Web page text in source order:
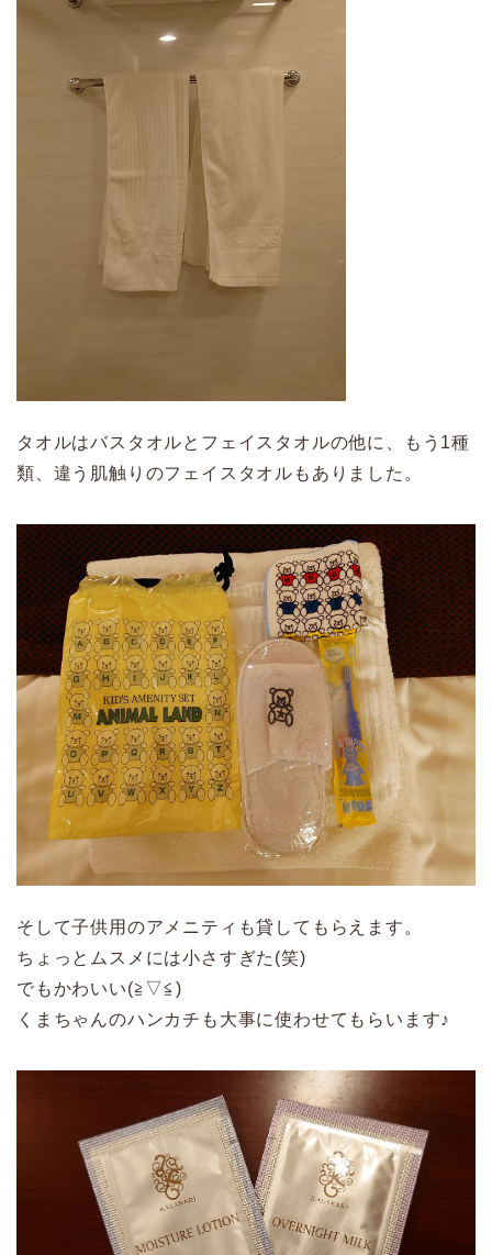
タオルはバスタオルとフェイスタオルの他に、もう1種
類、違う肌触りのフェイスタオルもありました。
そして子供用のアメニティも貸してもらえます。
ちょっとムスメには小さすぎた(笑)
でもかわいい(≧▽≦)
くまちゃんのハンカチも大事に使わせてもらいます♪